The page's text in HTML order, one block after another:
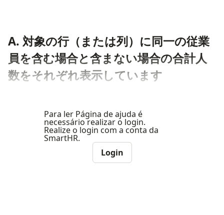
A. 対象の行（または列）に同一の従業
員を含む場合と含まない場合の合計人
数をそれぞれ表示しています
Para ler Página de ajuda é
necessário realizar o login.
Realize o login com a conta da
SmartHR.
Login